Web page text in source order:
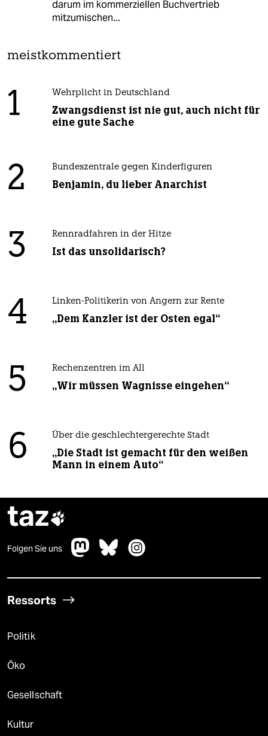
darum im kommerziellen Buchvertrieb
mitzumischen...
meistkommentiert
1 Wehrplicht in Deutschland
Zwangsdienst ist nie gut, auch nicht für
eine gute Sache
2 Bundeszentrale gegen Kinderfiguren
Benjamin, du lieber Anarchist
3 Rennradfahren in der Hitze
Ist das unsolidarisch?
4 Linken-Politikerin von Angern zur Rente
„Dem Kanzler ist der Osten egal“
5 Rechenzentren im All
„Wir müssen Wagnisse eingehen“
6 Über die geschlechtergerechte Stadt
„Die Stadt ist gemacht für den weißen
Mann in einem Auto“
taz
Folgen Sie uns
Ressorts
Politik
Öko
Gesellschaft
Kultur